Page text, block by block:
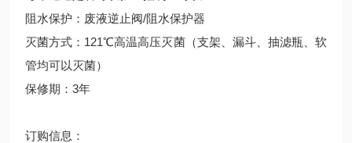
阻水保护：废液逆止阀/阻水保护器
灭菌方式：121℃高温高压灭菌（支架、漏斗、抽滤瓶、软
管均可以灭菌）
保修期：3年
订购信息：